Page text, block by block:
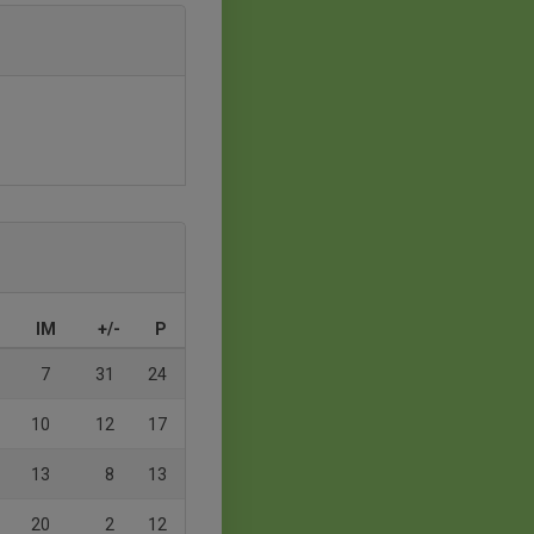
IM +/- P
7 31 24
10 12 17
13 8 13
20 2 12